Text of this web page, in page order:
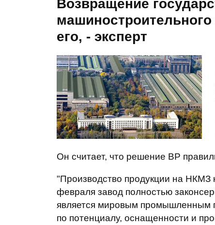
Возвращение
машиностроительного
его, - эксперт
Он считает, что решение ВР
"Производство продукции на
февраля завод полностью
является мировым промышленным
по потенциалу, оснащенности и